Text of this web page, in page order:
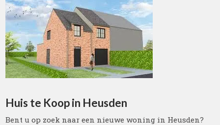
Huis te Koop in Heusden
Bent u op zoek naar een nieuwe woning in Heusden?